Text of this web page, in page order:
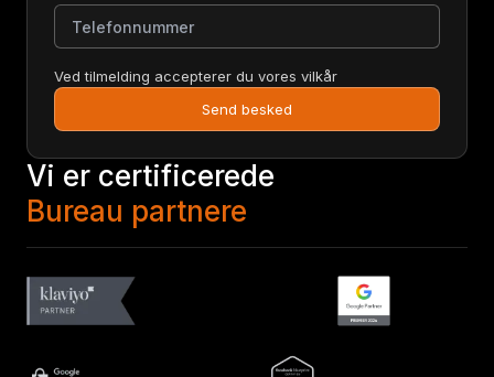
Telefonnummer
Ved tilmelding accepterer du vores vilkår
Send besked
Vi er certificerede
Bureau partnere